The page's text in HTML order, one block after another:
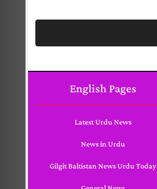
English Pages
Latest Urdu News
News in Urdu
Gilgit Baltistan News Urdu Today